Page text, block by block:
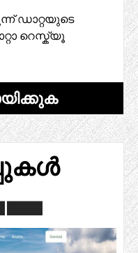
ഡാറ്റയുടെ
റെസ്ക്യൂ